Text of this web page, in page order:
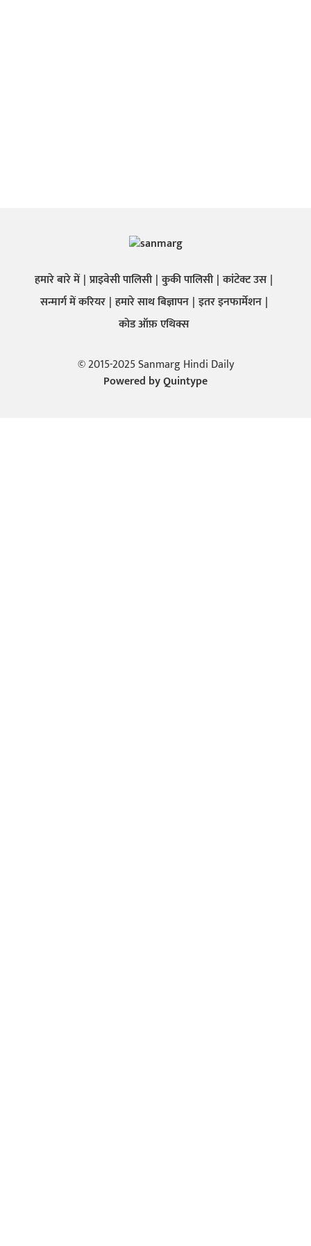
हमारे बारे में प्राइवेसी पालिसी कुकी पालिसी कांटेक्ट उस
सन्मार्ग में करियर हमारे साथ बिज्ञापन इतर इनफार्मेशन
कोड ऑफ़ एथिक्स
© 2015-2025 Sanmarg Hindi Daily
Powered byQuintype